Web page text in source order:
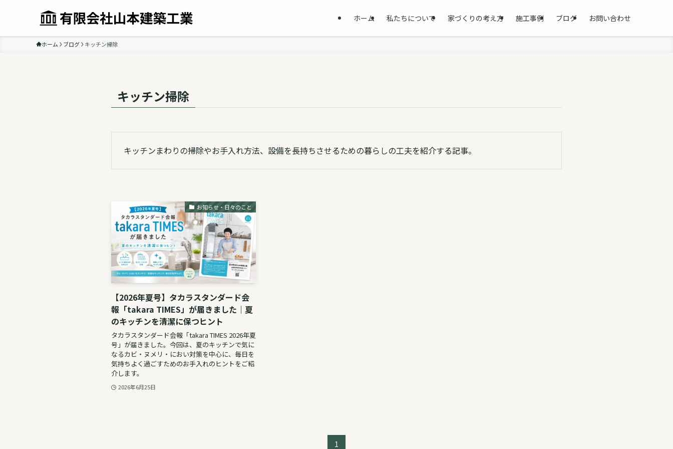
ホーム 私たちについて 家づくりの考え方 施工事例 ブログ お問い合わせ
ホーム ブログ キッチン掃除
キッチン掃除
キッチンまわりの掃除やお手入れ方法、設備を長持ちさせるための暮らしの工夫を紹介する記事。
お知らせ・日々のこと
【2026年夏号】タカラスタンダード会
報「takara TIMES」が届きました｜夏
のキッチンを清潔に保つヒント
タカラスタンダード会報「takara TIMES 2026年夏
号」が届きました。今回は、夏のキッチンで気に
なるカビ・ヌメリ・におい対策を中心に、毎日を
気持ちよく過ごすためのお手入れのヒントをご紹
介します。
2026年6月25日
1